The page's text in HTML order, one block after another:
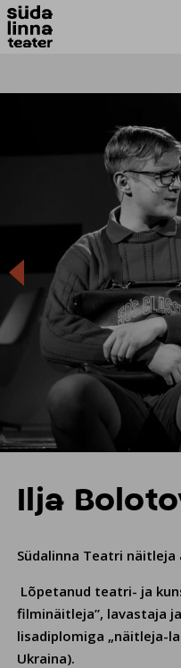

Ilja
Südalinna Teatri
Lõpetanud teatri- ja
filminäitleja”, lavastaja
lisadiplomiga „näitleja-
Ukraina).